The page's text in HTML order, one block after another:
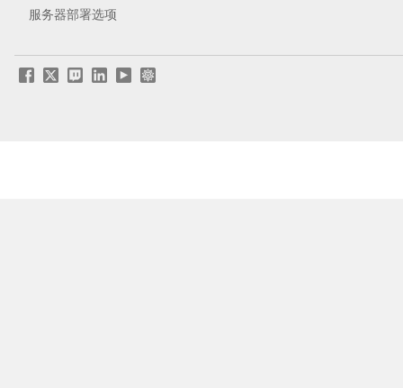
服务器部署选项